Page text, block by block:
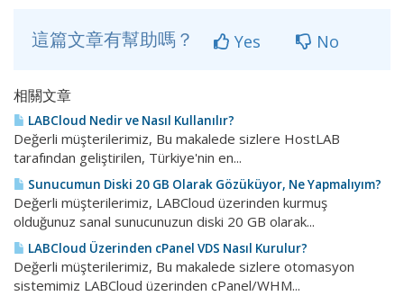
這篇文章有幫助嗎？ Yes No
相關文章
LABCloud Nedir ve Nasıl Kullanılır?
Değerli müşterilerimiz, Bu makalede sizlere HostLAB
tarafından geliştirilen, Türkiye'nin en...
Sunucumun Diski 20 GB Olarak Gözüküyor, Ne Yapmalıyım?
Değerli müşterilerimiz, LABCloud üzerinden kurmuş
olduğunuz sanal sunucunuzun diski 20 GB olarak...
LABCloud Üzerinden cPanel VDS Nasıl Kurulur?
Değerli müşterilerimiz, Bu makalede sizlere otomasyon
sistemimiz LABCloud üzerinden cPanel/WHM...